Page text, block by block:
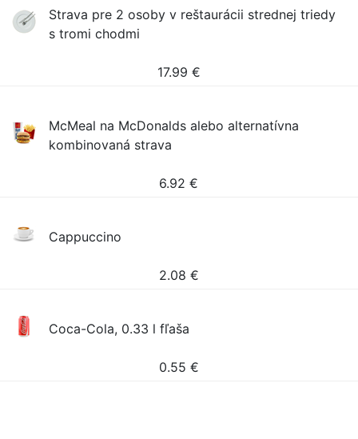
Strava pre 2 osoby v reštaurácii strednej triedy
s tromi chodmi
17.99 €
McMeal na McDonalds alebo alternatívna
kombinovaná strava
6.92 €
Cappuccino
2.08 €
Coca-Cola, 0.33 l fľaša
0.55 €